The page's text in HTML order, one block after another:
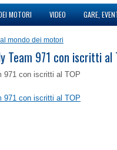
MOTORI VIDEO GARE,
mondo dei motori
Team 971 con iscritti al
971 con iscritti al TOP
971 con iscritti al TOP